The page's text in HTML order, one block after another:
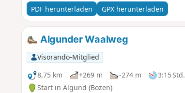
PDF herunterladen GPX herunterladen
Algunder Waalweg
Visorando-Mitglied
8,75 km
+269 m -274 m 3:15 Std.
Start in Algund (Bozen)